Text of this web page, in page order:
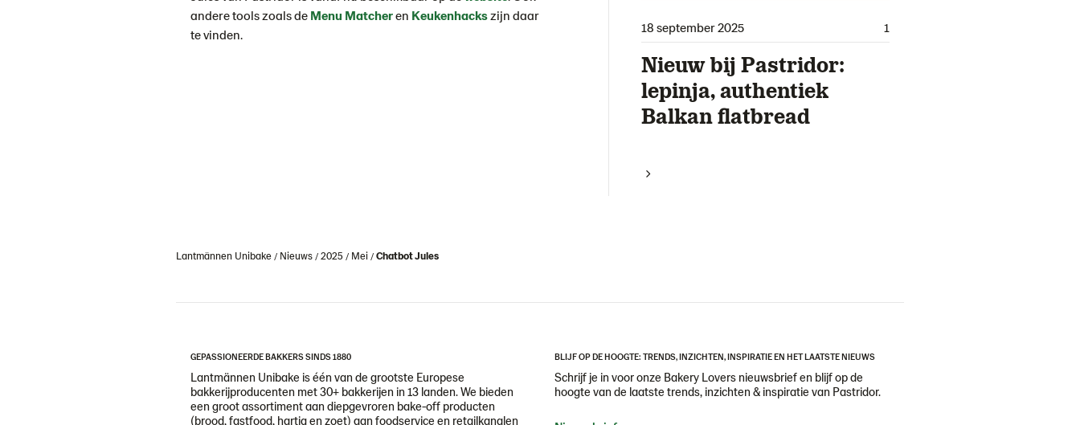
andere tools zoals de Menu Matcheren Keukenhackszijn daar
te vinden.
18 september 2025 1
Nieuw bij Pastridor:
lepinja, authentiek
Balkan flatbread
Lantmännen Unibake Nieuws 2025 Mei Chatbot Jules
GEPASSIONEERDE BAKKERS SINDS 1880
Lantmännen Unibake is één van de grootste Europese
bakkerijproducenten met 30+ bakkerijen in 13 landen. We bieden
een groot assortiment aan diepgevroren bake-off producten
(brood, fastfood, hartig en zoet) aan foodservice en retailkanalen
BLIJF OP DE HOOGTE: TRENDS, INZICHTEN, INSPIRATIE EN HET LAATSTE NIEUWS
Schrijf je in voor onze Bakery Lovers nieuwsbrief en blijf op de
hoogte van de laatste trends, inzichten & inspiratie van Pastridor.